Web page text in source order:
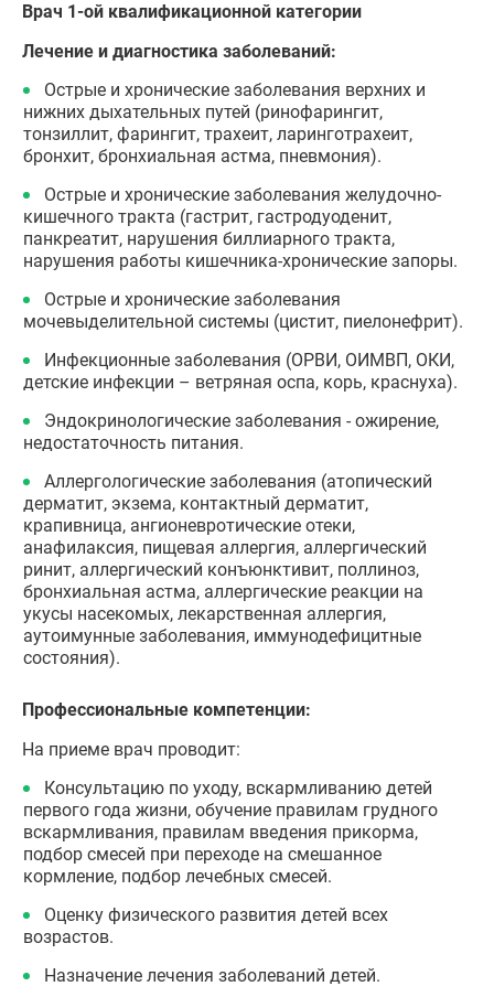
Врач 1-ой квалификационной категории
Лечение и диагностика заболеваний:
Острые и хронические заболевания верхних и
нижних дыхательных путей (ринофарингит,
тонзиллит, фарингит, трахеит, ларинготрахеит,
бронхит, бронхиальная астма, пневмония).
Острые и хронические заболевания желудочно-
кишечного тракта (гастрит, гастродуоденит,
панкреатит, нарушения биллиарного тракта,
нарушения работы кишечника-хронические запоры.
Острые и хронические заболевания
мочевыделительной системы (цистит, пиелонефрит).
Инфекционные заболевания (ОРВИ, ОИМВП, ОКИ,
детские инфекции – ветряная оспа, корь, краснуха).
Эндокринологические заболевания - ожирение,
недостаточность питания.
Аллергологические заболевания (атопический
дерматит, экзема, контактный дерматит,
крапивница, ангионевротические отеки,
анафилаксия, пищевая аллергия, аллергический
ринит, аллергический конъюнктивит, поллиноз,
бронхиальная астма, аллергические реакции на
укусы насекомых, лекарственная аллергия,
аутоимунные заболевания, иммунодефицитные
состояния).
Профессиональные компетенции:
На приеме врач проводит:
Консультацию по уходу, вскармливанию детей
первого года жизни, обучение правилам грудного
вскармливания, правилам введения прикорма,
подбор смесей при переходе на смешанное
кормление, подбор лечебных смесей.
Оценку физического развития детей всех
возрастов.
Назначение лечения заболеваний детей.